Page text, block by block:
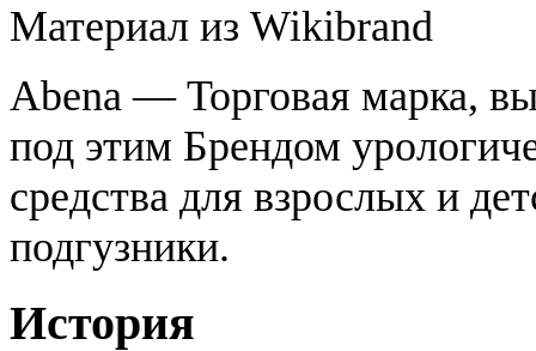
Материал из Wikibrand
Abena — Торговая марка,
под этим Брендом
средства для взрослых и
подгузники.
История